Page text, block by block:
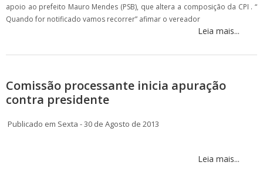
apoio ao prefeito Mauro Mendes (PSB), que altera a composição da CPI . “
Quando for notificado vamos recorrer” afimar o vereador
Leia mais...
Comissão processante inicia apuração
contra presidente
Publicado em Sexta - 30 de Agosto de 2013
Leia mais...